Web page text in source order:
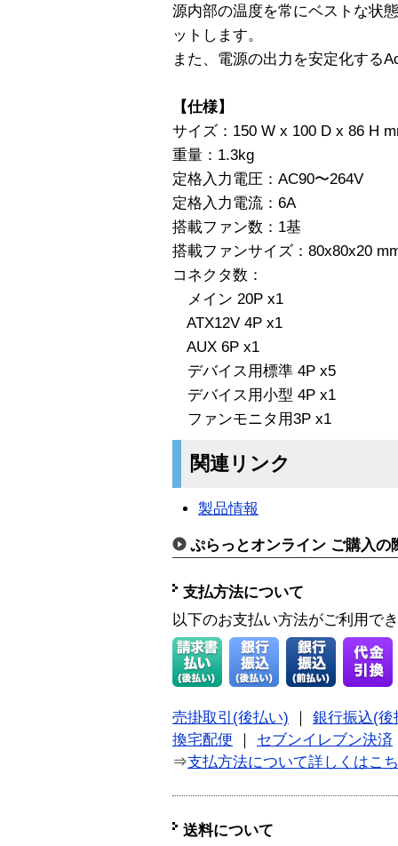
源内部の温度を常にベストな状
ットします。
また、電源の出力を安定化する
【仕様】
サイズ：150 W x 100 D x 86 H
重量：1.3kg
定格入力電圧：AC90〜264V
定格入力電流：6A
搭載ファン数：1基
搭載ファンサイズ：80x80x20
コネクタ数：
メイン 20P x1
ATX12V 4P x1
AUX 6P x1
デバイス用標準 4P x5
デバイス用小型 4P x1
ファンモニタ用3P x1
関連リンク
製品情報
ぷらっとオンライン ご購入の
支払方法について
以下のお支払い方法がご利用で
売掛取引(後払い)
銀行振込(後
換宅配便
セブンイレブン決済
⇒支払方法について詳しくはこ
送料について